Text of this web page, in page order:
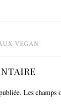
VEGAN
Les champs